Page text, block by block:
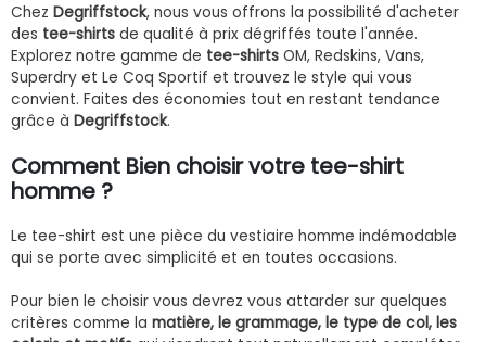
Chez Degriffstock, nous vous offrons la possibilité d'acheter
des tee-shirts de qualité à prix dégriffés toute l'année.
Explorez notre gamme de tee-shirts OM, Redskins, Vans,
Superdry et Le Coq Sportif et trouvez le style qui vous
convient. Faites des économies tout en restant tendance
grâce à Degriffstock.
Comment Bien choisir votre tee-shirt
homme ?
Le tee-shirt est une pièce du vestiaire homme indémodable
qui se porte avec simplicité et en toutes occasions.
Pour bien le choisir vous devrez vous attarder sur quelques
critères comme la matière, le grammage, le type de col, les